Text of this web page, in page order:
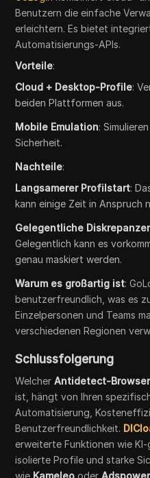
Benutzern die einfache
erleichtern. Es bietet
Automatisierungs-APIs.
Vorteile:
Cloud + Desktop-Profile:
beiden Plattformen aus.
Mobile Emulation:
Sicherheit.
Nachteile:
Langsamerer Profilstart:
kann einige Zeit in Anspruch
Gelegentliche
Gelegentlich kann es
genau maskiert werden.
Warum es großartig ist:
benutzerfreundlich, was es
Einzelpersonen und Teams
verschiedenen Regionen
Schlussfolgerung
WelcherAntidetect-Browser
ist, hängt von Ihren
Automatisierung,
Benutzerfreundlichkeit.
erweiterte Funktionen wie
isolierte Profile und starke
wie Kameleo oderAdspower